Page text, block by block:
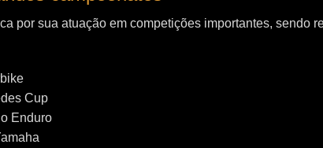
por sua atuação em competições importantes, sendo
Cup
Enduro